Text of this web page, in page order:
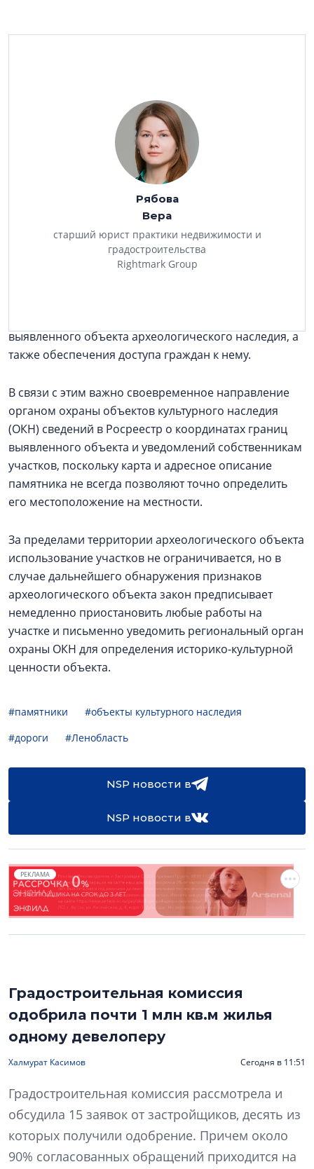
Рябова
Вера
старший юрист практики недвижимости и
градостроительства
Rightmark Group
границах которых он расположен. Участок в частной
собственности не ограничивается в обороте, но его
собственник и иные законные владельцы обязаны
соблюдать требования к содержанию и
использованию выявленного памятника,
установленные Федеральным законом об охране
Особый режим использования участка допускает
проведение археологических полевых работ в
выявленного объекта археологического наследия, а
также обеспечения доступа граждан к нему.
В связи с этим важно своевременное направление
органом охраны объектов культурного наследия
(ОКН) сведений в Росреестр о координатах границ
выявленного объекта и уведомлений собственникам
участков, поскольку карта и адресное описание
памятника не всегда позволяют точно определить
его местоположение на местности.
За пределами территории археологического объекта
использование участков не ограничивается, но в
случае дальнейшего обнаружения признаков
археологического объекта закон предписывает
немедленно приостановить любые работы на
участке и письменно уведомить региональный орган
охраны ОКН для определения историко-культурной
ценности объекта.
#памятники
#объекты культурного наследия
#дороги
#Ленобласть
NSP новости в
NSP новости в
РЕКЛАМА
Градостроительная комиссия
одобрила почти 1 млн кв.м жилья
одному девелоперу
Халмурат Касимов Сегодня в 11:51
Градостроительная комиссия рассмотрела и
обсудила 15 заявок от застройщиков, десять из
которых получили одобрение. Причем около
90% согласованных обращений приходится на